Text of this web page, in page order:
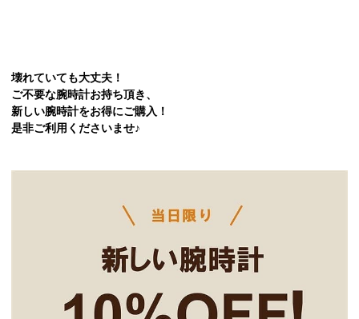
壊れていても大丈夫！
ご不要な腕時計お持ち頂き、
新しい腕時計をお得にご購入！
是非ご利用くださいませ♪